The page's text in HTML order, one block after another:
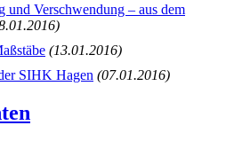
und Verschwendung – aus dem
(13.01.2016)
SIHK Hagen (07.01.2016)